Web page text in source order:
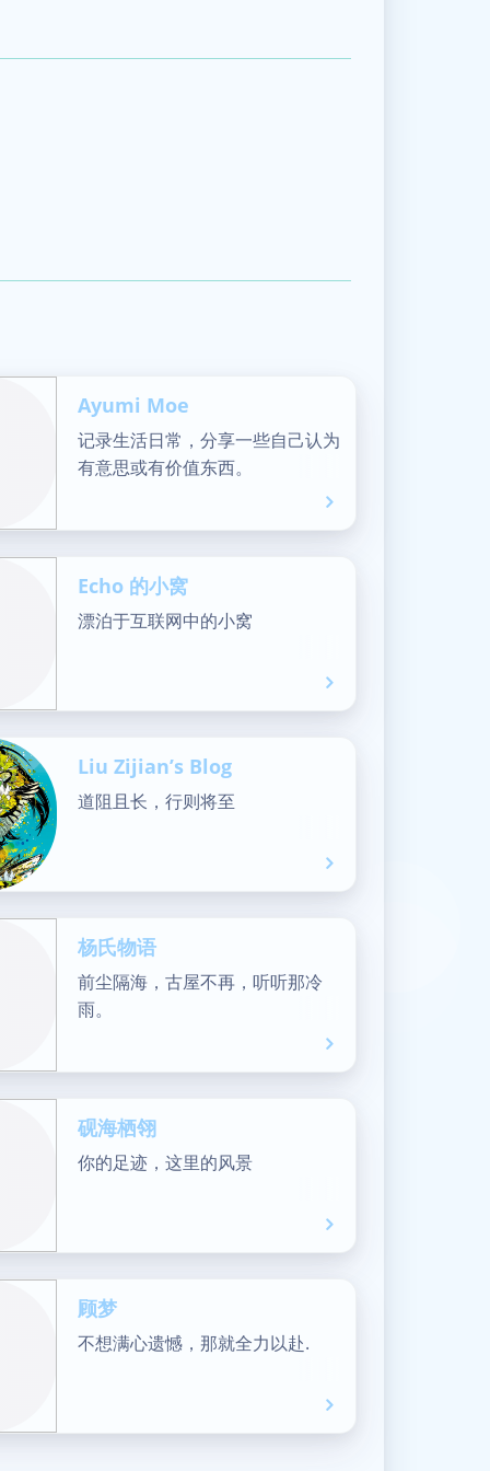
Ayumi Moe
记录生活日常，分享一些自己认为
有意思或有价值东西。
Echo 的小窝
漂泊于互联网中的小窝
Liu Zijian’s Blog
道阻且长，行则将至
杨氏物语
前尘隔海，古屋不再，听听那冷
雨。
砚海栖翎
你的足迹，这里的风景
顾梦
不想满心遗憾，那就全力以赴.